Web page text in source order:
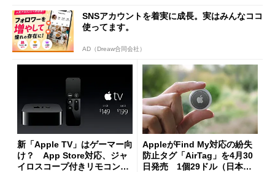
SNSアカウントを着実に成長。実はみんなココ
使ってます。
AD（Dreaw合同会社）
新「Apple TV」はゲーマー向
け？ App Store対応、ジャ
イロスコープ付きリモコンで
AppleがFind My対応の紛失
防止タグ「AirTag」を4月30
日発売 1個29ドル（日本で